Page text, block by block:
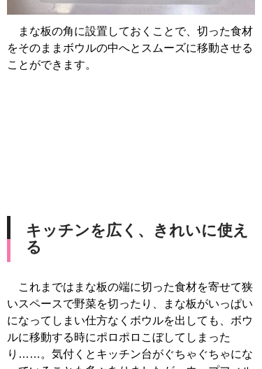
まな板の角に設置しておくことで、切った食材
をそのままボウルの中へとスムーズに移動させる
ことができます。
キッチンを広く、きれいに使え
る
これまではまな板の端に切った食材を寄せて狭
いスペースで野菜を切ったり、まな板がいっぱい
になってしまい仕方なくボウルを出しても、ボウ
ルに移動する時にポロポロこぼしてしまった
り……。気付くとキッチン台がぐちゃぐちゃにな